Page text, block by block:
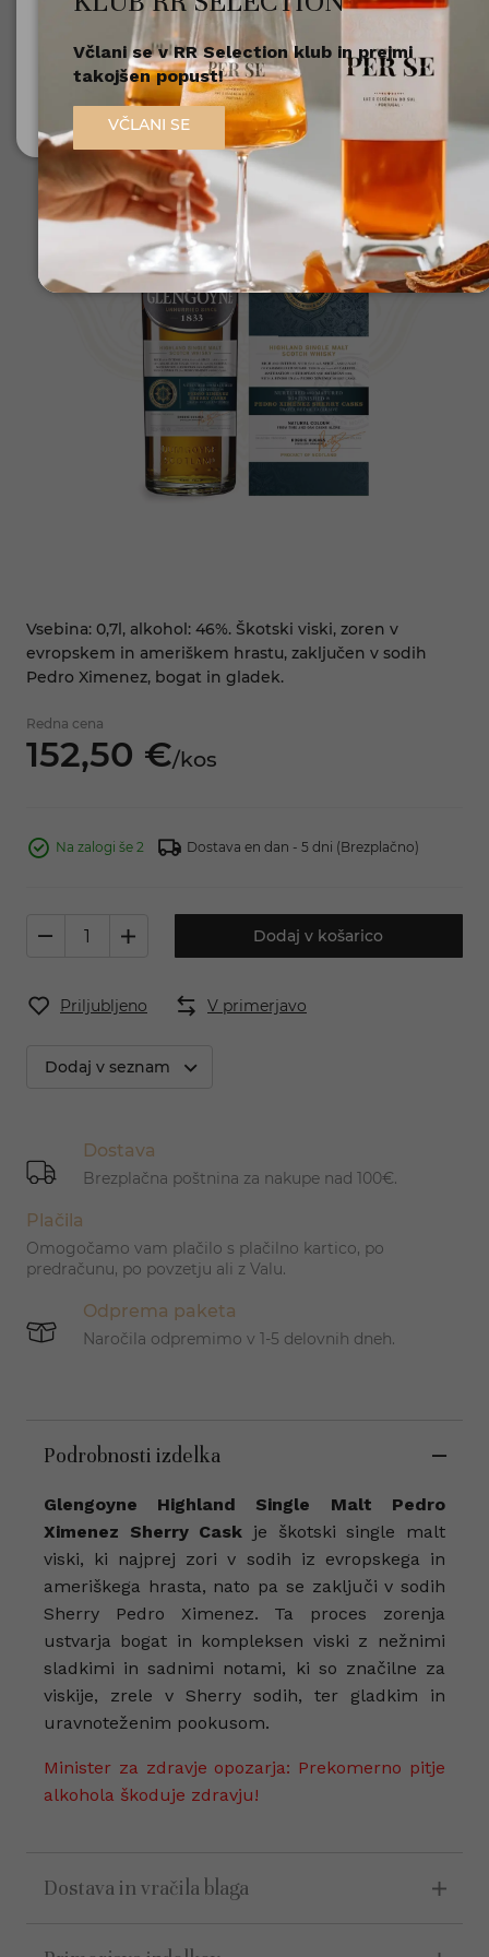
Št. izdelka: 5010852037999
Vsebina: 0,7l, alkohol: 46%. Škotski viski, zoren v
evropskem in ameriškem hrastu, zaključen v sodih
Pedro Ximenez, bogat in gladek.
Redna cena
152,50 €/kos
Na zalogi še 2 Dostava en dan - 5 dni (Brezplačno)
Dodaj v košarico
Priljubljeno V primerjavo
Dodaj v seznam
Dostava
Brezplačna poštnina za nakupe nad 100€.
Plačila
Omogočamo vam plačilo s plačilno kartico, po
predračunu, po povzetju ali z Valu.
Odprema paketa
Naročila odpremimo v 1-5 delovnih dneh.
Podrobnosti izdelka
Glengoyne Highland Single Malt Pedro
Ximenez Sherry Cask je škotski single malt
viski, ki najprej zori v sodih iz evropskega in
ameriškega hrasta, nato pa se zaključi v sodih
Sherry Pedro Ximenez. Ta proces zorenja
ustvarja bogat in kompleksen viski z nežnimi
sladkimi in sadnimi notami, ki so značilne za
viskije, zrele v Sherry sodih, ter gladkim in
uravnoteženim pookusom.
Minister za zdravje opozarja: Prekomerno pitje
alkohola škoduje zdravju!
Dostava in vračila blaga
Nisem polnoleten
Sem polnoleten (18+)
Včlani se v RR Selection klub in prejmi
takojšen popust!
VČLANI SE